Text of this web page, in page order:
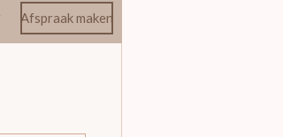
Afspraak maken